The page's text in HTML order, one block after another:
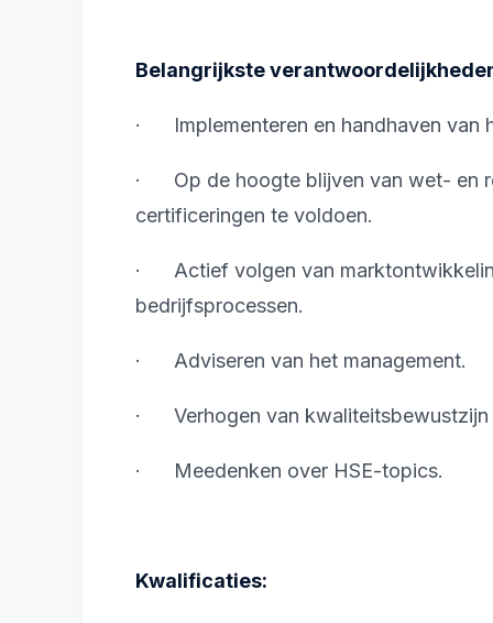
Belangrijkste
· Implementeren en handhaven van
· Op de hoogte blijven van wet- en
certificeringen te voldoen.
· Actief volgen van
bedrijfsprocessen.
· Adviseren van het management.
· Verhogen van kwaliteitsbewustzijn
· Meedenken over HSE-topics.
Kwalificaties: